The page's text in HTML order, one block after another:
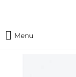
Menu